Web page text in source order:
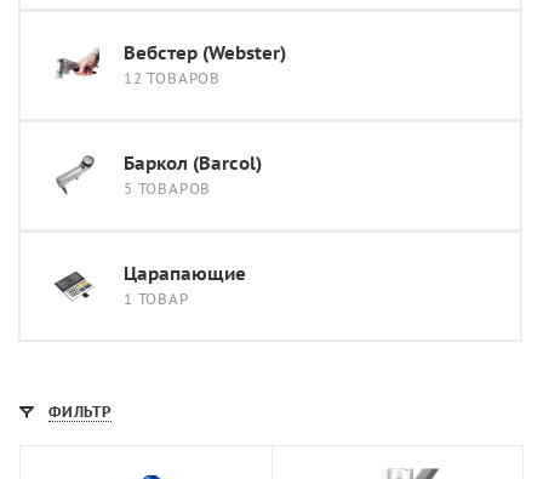
Вебстер (Webster)
12 ТОВАРОВ
Баркол (Barcol)
5 ТОВАРОВ
Царапающие
1 ТОВАР
ФИЛЬТР